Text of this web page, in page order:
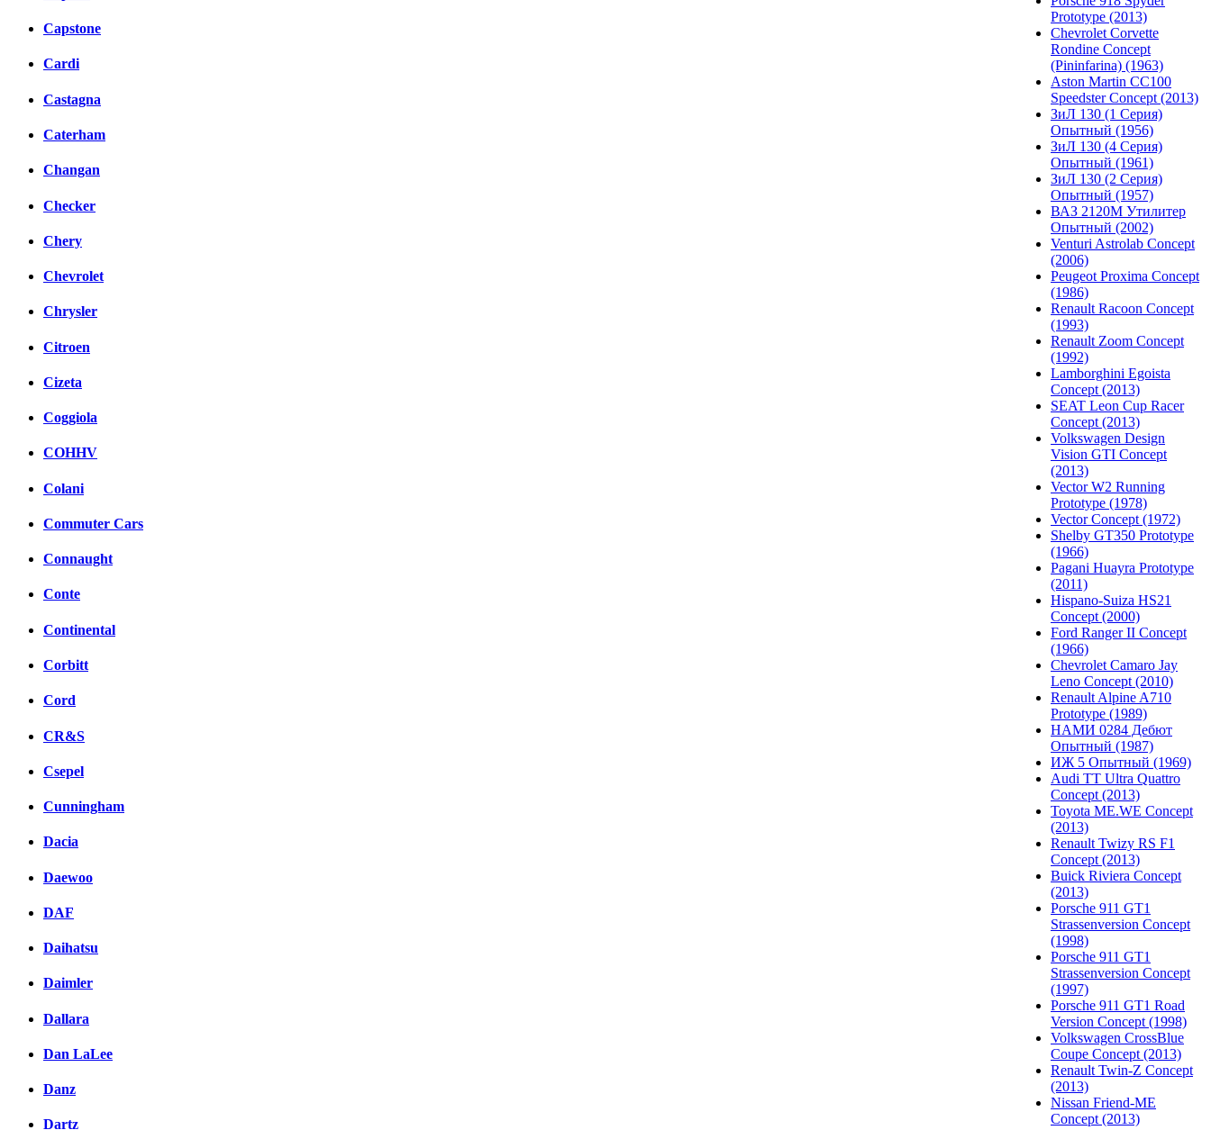
Capstone
Cardi
Castagna
Caterham
Changan
Checker
Chery
Chevrolet
Chrysler
Citroen
Cizeta
Coggiola
COHHV
Colani
Commuter Cars
Connaught
Conte
Continental
Corbitt
Cord
CR&S
Csepel
Cunningham
Dacia
Daewoo
DAF
Daihatsu
Daimler
Dallara
Dan LaLee
Danz
Dartz
Prototype (2013)
Chevrolet Corvette
Rondine Concept
(Pininfarina) (1963)
Aston Martin CC100
Speedster Concept (2013)
ЗиЛ 130 (1 Серия)
Опытный (1956)
ЗиЛ 130 (4 Серия)
Опытный (1961)
ЗиЛ 130 (2 Серия)
Опытный (1957)
ВАЗ 2120М Утилитер
Опытный (2002)
Venturi Astrolab Concept
(2006)
Peugeot Proxima Concept
(1986)
Renault Racoon Concept
(1993)
Renault Zoom Concept
(1992)
Lamborghini Egoista
Concept (2013)
SEAT Leon Cup Racer
Concept (2013)
Volkswagen Design
Vision GTI Concept
(2013)
Vector W2 Running
Prototype (1978)
Vector Concept (1972)
Shelby GT350 Prototype
(1966)
Pagani Huayra Prototype
(2011)
Hispano-Suiza HS21
Concept (2000)
Ford Ranger II Concept
(1966)
Chevrolet Camaro Jay
Leno Concept (2010)
Renault Alpine A710
Prototype (1989)
НАМИ 0284 Дебют
Опытный (1987)
ИЖ 5 Опытный (1969)
Audi TT Ultra Quattro
Concept (2013)
Toyota ME.WE Concept
(2013)
Renault Twizy RS F1
Concept (2013)
Buick Riviera Concept
(2013)
Porsche 911 GT1
Strassenversion Concept
(1998)
Porsche 911 GT1
Strassenversion Concept
(1997)
Porsche 911 GT1 Road
Version Concept (1998)
Volkswagen CrossBlue
Coupe Concept (2013)
Renault Twin-Z Concept
(2013)
Nissan Friend-ME
Concept (2013)